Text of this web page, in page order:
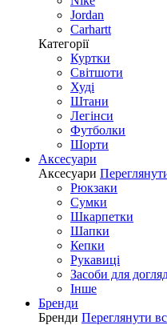
Jordan
Carhartt
Категорії
Куртки
Світшоти
Худі
Штани
Легінси
Футболки
Шорти
Аксесуари
Аксесуари
Рюкзаки
Сумки
Шкарпетки
Шапки
Кепки
Рукавиці
Засоби для
Інше
Бренди
Бренди Переглянути